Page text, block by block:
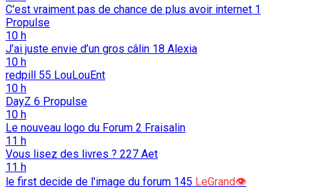
C'est vraiment pas de chance de plus avoir internet 1
Propulse
10 h
J’ai juste envie d’un gros câlin 18 Alexia
10 h
redpill 55 LouLouEnt
10 h
DayZ 6 Propulse
10 h
Le nouveau logo du Forum 2 Fraisalin
11 h
Vous lisez des livres ? 227 Aet
11 h
le first decide de l'image du forum 145 LeGrand👁️